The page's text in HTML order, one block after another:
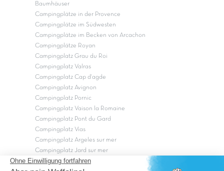
Baumhäuser
Campingplätze in der Provence
Campingplätze im Südwesten
Campingplätze im Becken von Arcachon
Campingplätze Royan
Campingplatz Grau du Roi
Campingplatz Valras
Campingplatz Cap d'agde
Campingplatz Avignon
Campingplatz Pornic
Campingplatz Vaison la Romaine
Campingplatz Pont du Gard
Campingplatz Vias
Campingplatz Argeles sur mer
Campingplatz Jard sur mer
Campingplatz Sarzeau